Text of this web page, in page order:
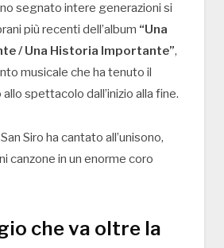
segnato intere generazioni si
più recenti dell’album “Una
/ Una Historia Importante”,
musicale che ha tenuto il
spettacolo dall’inizio alla fine.
Siro ha cantato all’unisono,
canzone in un enorme coro
che va oltre la